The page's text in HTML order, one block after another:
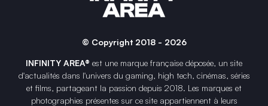
© Copyright 2018 - 2026
INFINITY AREA® est une marque française déposée, un site
d'actualités dans l'univers du gaming, high tech, cinémas, séries
et films, partageant la passion depuis 2018. Les marques et
photographies présentes sur ce site appartiennent à leurs